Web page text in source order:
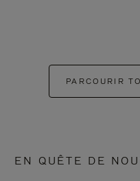
PARCOURIR
EN QUÊTE DE